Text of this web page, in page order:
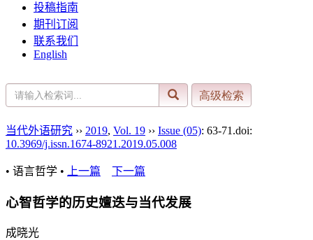
投稿指南
期刊订阅
联系我们
English
当代外语研究 ›› 2019, Vol. 19 ›› Issue (05): 63-71.doi:
10.3969/j.issn.1674-8921.2019.05.008
• 语言哲学 • 上一篇 下一篇
心智哲学的历史嬗迭与当代发展
成晓光